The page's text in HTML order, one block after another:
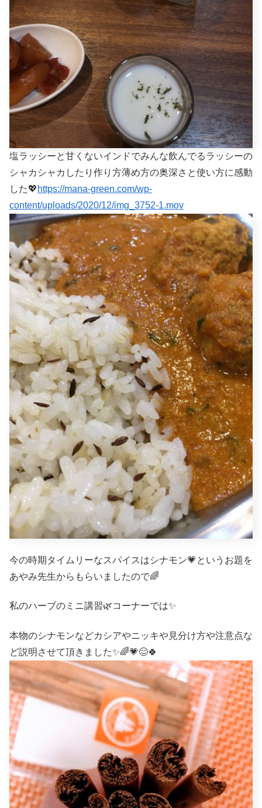
塩ラッシーと甘くないインドでみんな飲んでるラッシーの
シャカシャカしたり作り方薄め方の奥深さと使い方に感動
した💖 https://mana-green.com/wp-
content/uploads/2020/12/img_3752-1.mov
今の時期タイムリーなスパイスはシナモン💗というお題を
あやみ先生からもらいましたので🌈
私のハーブのミニ講習🌿コーナーでは✨
本物のシナモンなどカシアやニッキや見分け方や注意点な
ど説明させて頂きました✨🌈💗😊🍀